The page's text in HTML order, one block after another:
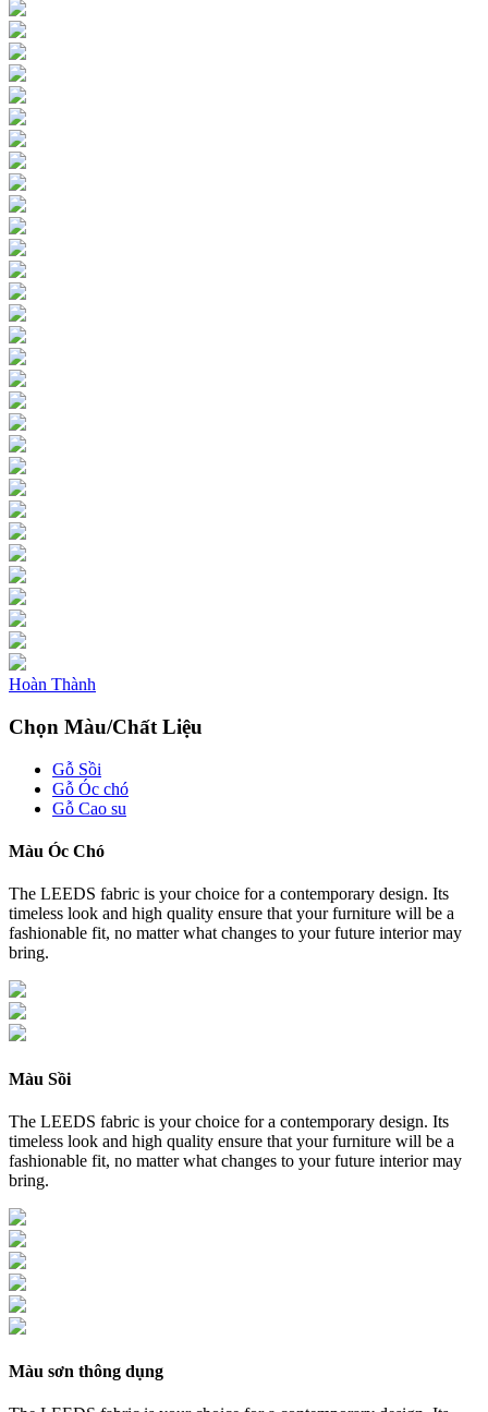
Hoàn Thành
Chọn Màu/Chất Liệu
Gỗ Sồi
Gỗ Óc chó
Gỗ Cao su
Màu Óc Chó
The LEEDS fabric is your choice for a contemporary design. Its
timeless look and high quality ensure that your furniture will be a
fashionable fit, no matter what changes to your future interior may
bring.
Màu Sồi
The LEEDS fabric is your choice for a contemporary design. Its
timeless look and high quality ensure that your furniture will be a
fashionable fit, no matter what changes to your future interior may
bring.
Màu sơn thông dụng